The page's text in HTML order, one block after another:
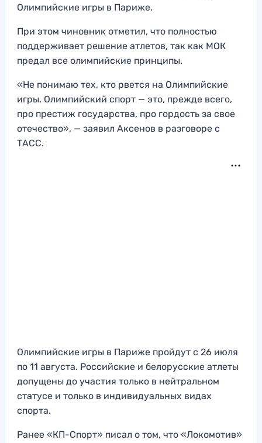
Олимпийские игры в Париже.
При этом чиновник отметил, что полностью
поддерживает решение атлетов, так как МОК
предал все олимпийские принципы.
«Не понимаю тех, кто рвется на Олимпийские
игры. Олимпийский спорт — это, прежде всего,
про престиж государства, про гордость за свое
oтечество», — заявил Аксенов в разговоре с
ТАСС.
Олимпийские игры в Париже пройдут с 26 июля
по 11 августа. Российские и белорусские атлеты
допущены до участия только в нейтральном
статусе и только в индивидуальных видах
спорта.
Ранее «КП-Спорт» писал о том, что «Локомотив»